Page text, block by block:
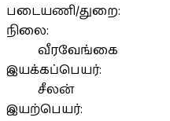
படையணி/துறை:
நிலை:
வீரவேங்கை
இயக்கப்பெயர்:
சீலன்
இயற்பெயர்: